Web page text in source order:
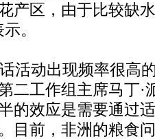
产区，由于比较缺
。
活动出现频率很高
二工作组主席马丁·
的效应是需要通过
目前，非洲的粮食